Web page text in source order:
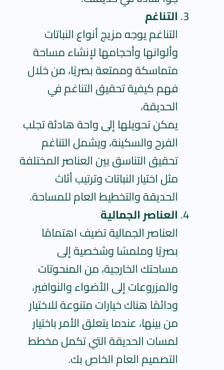
التناغم
التناغم يوجه مزيج أنواع النباتات
وألوانها وأحجامها لإنشاء مساحة
متماسكة وممتعة بصريًا، من خلال
فهم كيفية تحقيق التناغم في
الحديقة،
يمكن تحويلها إلى واحة هادئة تجلب
الفرح والسكينة، ويشمل التناغم
تحقيق التناسق بين العناصر المختلفة
مثل اختيار النباتات وترتيب أثاث
الحديقة والتخطيط العام للمساحة.
العناصر الجمالية
العناصر الجمالية تضيف اهتمامًا
بصريًا وملمسًا وشخصية إلى
مساحتك الخارجية، من المنحوتات
والمزروعات إلى الأضواء والنوافير،
ودائمًا هناك خيارات متنوعة للاختيار
من بينها، عندما يتعلق الأمر باختيار
لمسات الحديقة التي تكمل مخطط
التصميم العام الخاص بك.